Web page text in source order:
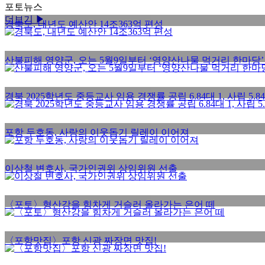
포토뉴스
더보기 ▶
경북도, 내년도 예산안 14조363억 편성
산불피해 영양군, 오는 5월9일부터 ‘영양산나물 먹거리 한마당
경북 2025학년도 중등교사 임용 경쟁률 공립 6.84대 1, 사립
포항 두호동, 사랑의 이웃돕기 릴레이 이어져
이상철 변호사, 국가인권위 상임위원 선출
〈포토〉형산강을 힘차게 거슬러 올라가는 은어 떼
〈포항맛집〉포항 신광 짜장면 맛집!